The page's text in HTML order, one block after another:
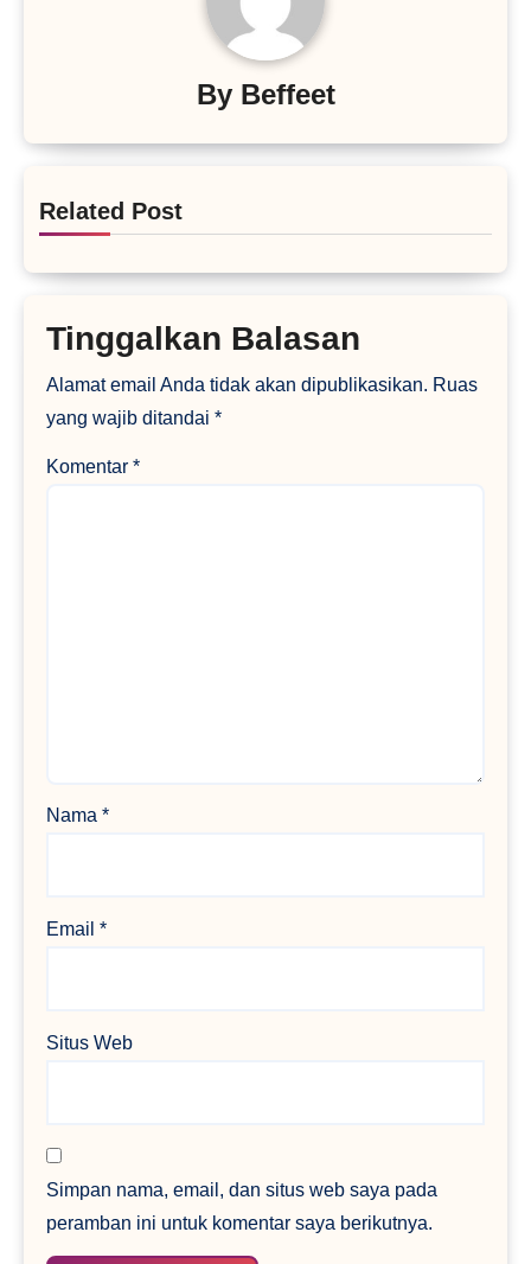
By Beffeet
Related Post
Tinggalkan Balasan
Alamat email Anda tidak akan dipublikasikan. Ruas
yang wajib ditandai*
Komentar*
Nama*
Email*
Situs Web
Simpan nama, email, dan situs web saya pada
peramban ini untuk komentar saya berikutnya.